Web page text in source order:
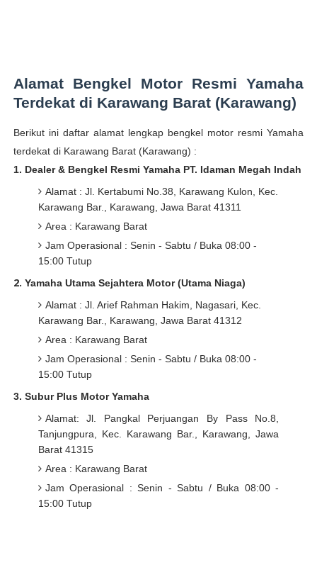
Alamat Bengkel Motor Resmi Yamaha
Terdekat di Karawang Barat (Karawang)
Berikut ini daftar alamat lengkap bengkel motor resmi Yamaha
terdekat di Karawang Barat (Karawang) :
1. Dealer & Bengkel Resmi Yamaha PT. Idaman Megah Indah
Alamat : Jl. Kertabumi No.38, Karawang Kulon, Kec.
Karawang Bar., Karawang, Jawa Barat 41311
Area : Karawang Barat
Jam Operasional : Senin - Sabtu / Buka 08:00 -
15:00 Tutup
2. Yamaha Utama Sejahtera Motor (Utama Niaga)
Alamat : Jl. Arief Rahman Hakim, Nagasari, Kec.
Karawang Bar., Karawang, Jawa Barat 41312
Area : Karawang Barat
Jam Operasional : Senin - Sabtu / Buka 08:00 -
15:00 Tutup
3. Subur Plus Motor Yamaha
Alamat:
Jl. Pangkal Perjuangan By Pass No.8,
Tanjungpura, Kec. Karawang Bar., Karawang, Jawa
Barat 41315
Area : Karawang Barat
Jam Operasional : Senin - Sabtu / Buka 08:00 -
15:00 Tutup